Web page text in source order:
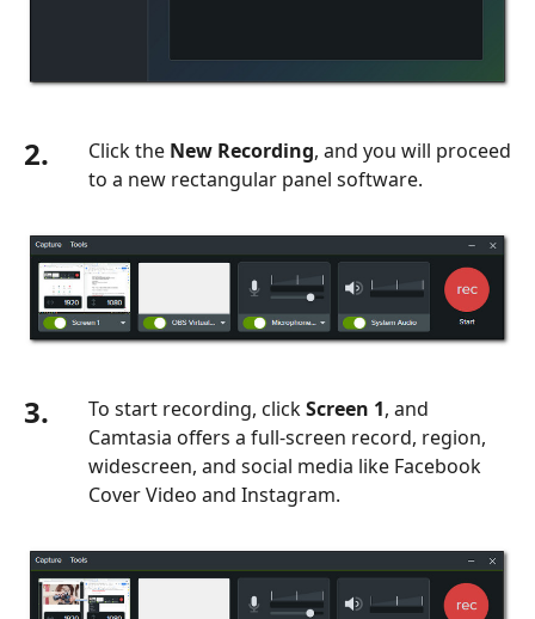
2. Click the New Recording, and you will proceed
to a new rectangular panel software.
3. To start recording, clickScreen 1, and
Camtasia offers a full-screen record, region,
widescreen, and social media like Facebook
Cover Video and Instagram.